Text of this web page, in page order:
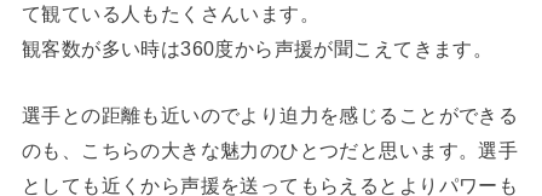
て観ている人もたくさんいます。
観客数が多い時は360度から声援が聞こえてきます。
選手との距離も近いのでより迫力を感じることができる
のも、こちらの大きな魅力のひとつだと思います。選手
としても近くから声援を送ってもらえるとよりパワーも